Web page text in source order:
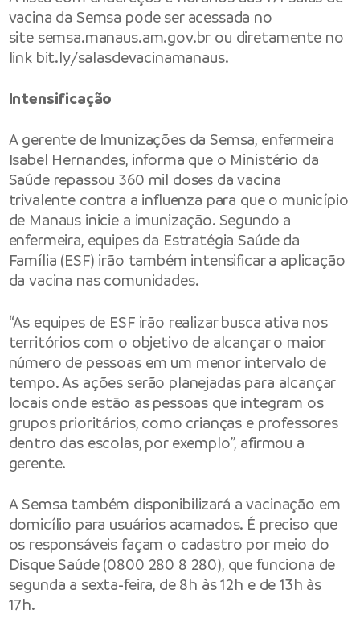
vacina da Semsa pode ser acessada no
site semsa.manaus.am.gov.br ou diretamente no
link bit.ly/salasdevacinamanaus.
Intensificação
A gerente de Imunizações da Semsa, enfermeira
Isabel Hernandes, informa que o Ministério da
Saúde repassou 360 mil doses da vacina
trivalente contra a influenza para que o município
de Manaus inicie a imunização. Segundo a
enfermeira, equipes da Estratégia Saúde da
Família (ESF) irão também intensificar a aplicação
da vacina nas comunidades.
“As equipes de ESF irão realizar busca ativa nos
territórios com o objetivo de alcançar o maior
número de pessoas em um menor intervalo de
tempo. As ações serão planejadas para alcançar
locais onde estão as pessoas que integram os
grupos prioritários, como crianças e professores
dentro das escolas, por exemplo”, afirmou a
gerente.
A Semsa também disponibilizará a vacinação em
domicílio para usuários acamados. É preciso que
os responsáveis façam o cadastro por meio do
Disque Saúde (0800 280 8 280), que funciona de
segunda a sexta-feira, de 8h às 12h e de 13h às
17h.